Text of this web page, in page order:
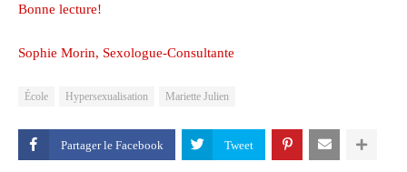
Bonne lecture!
Sophie Morin, Sexologue-Consultante
École Hypersexualisation Mariette Julien
Partager le